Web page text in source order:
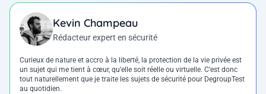
Kevin Champeau
Rédacteur expert en sécurité
Curieux de nature et accro à la liberté, la protection de la vie privée est
un sujet qui me tient à cœur, qu’elle soit réelle ou virtuelle. C’est donc
tout naturellement que je traite les sujets de sécurité pour DegroupTest
au quotidien.